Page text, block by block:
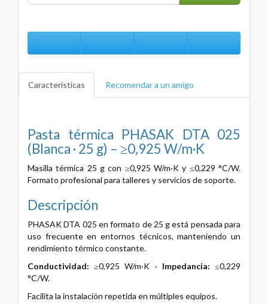
Características Recomendar a un amigo
Pasta térmica PHASAK DTA 025
(Blanca · 25 g) – ≥0,925 W/m·K
Masilla térmica 25 g con ≥0,925 W/m·K y ≤0,229 °C/W.
Formato profesional para talleres y servicios de soporte.
Descripción
PHASAK DTA 025 en formato de 25 g está pensada para
uso frecuente en entornos técnicos, manteniendo un
rendimiento térmico constante.
Conductividad: ≥0,925 W/m·K · Impedancia: ≤0,229
°C/W.
Facilita la instalación repetida en múltiples equipos.